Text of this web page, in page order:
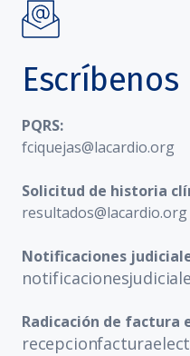
Escríbenos
PQRS:
fciquejas@lacardio.org
Solicitud de historia
resultados@lacardio.org
Notificaciones
Radicación de factura